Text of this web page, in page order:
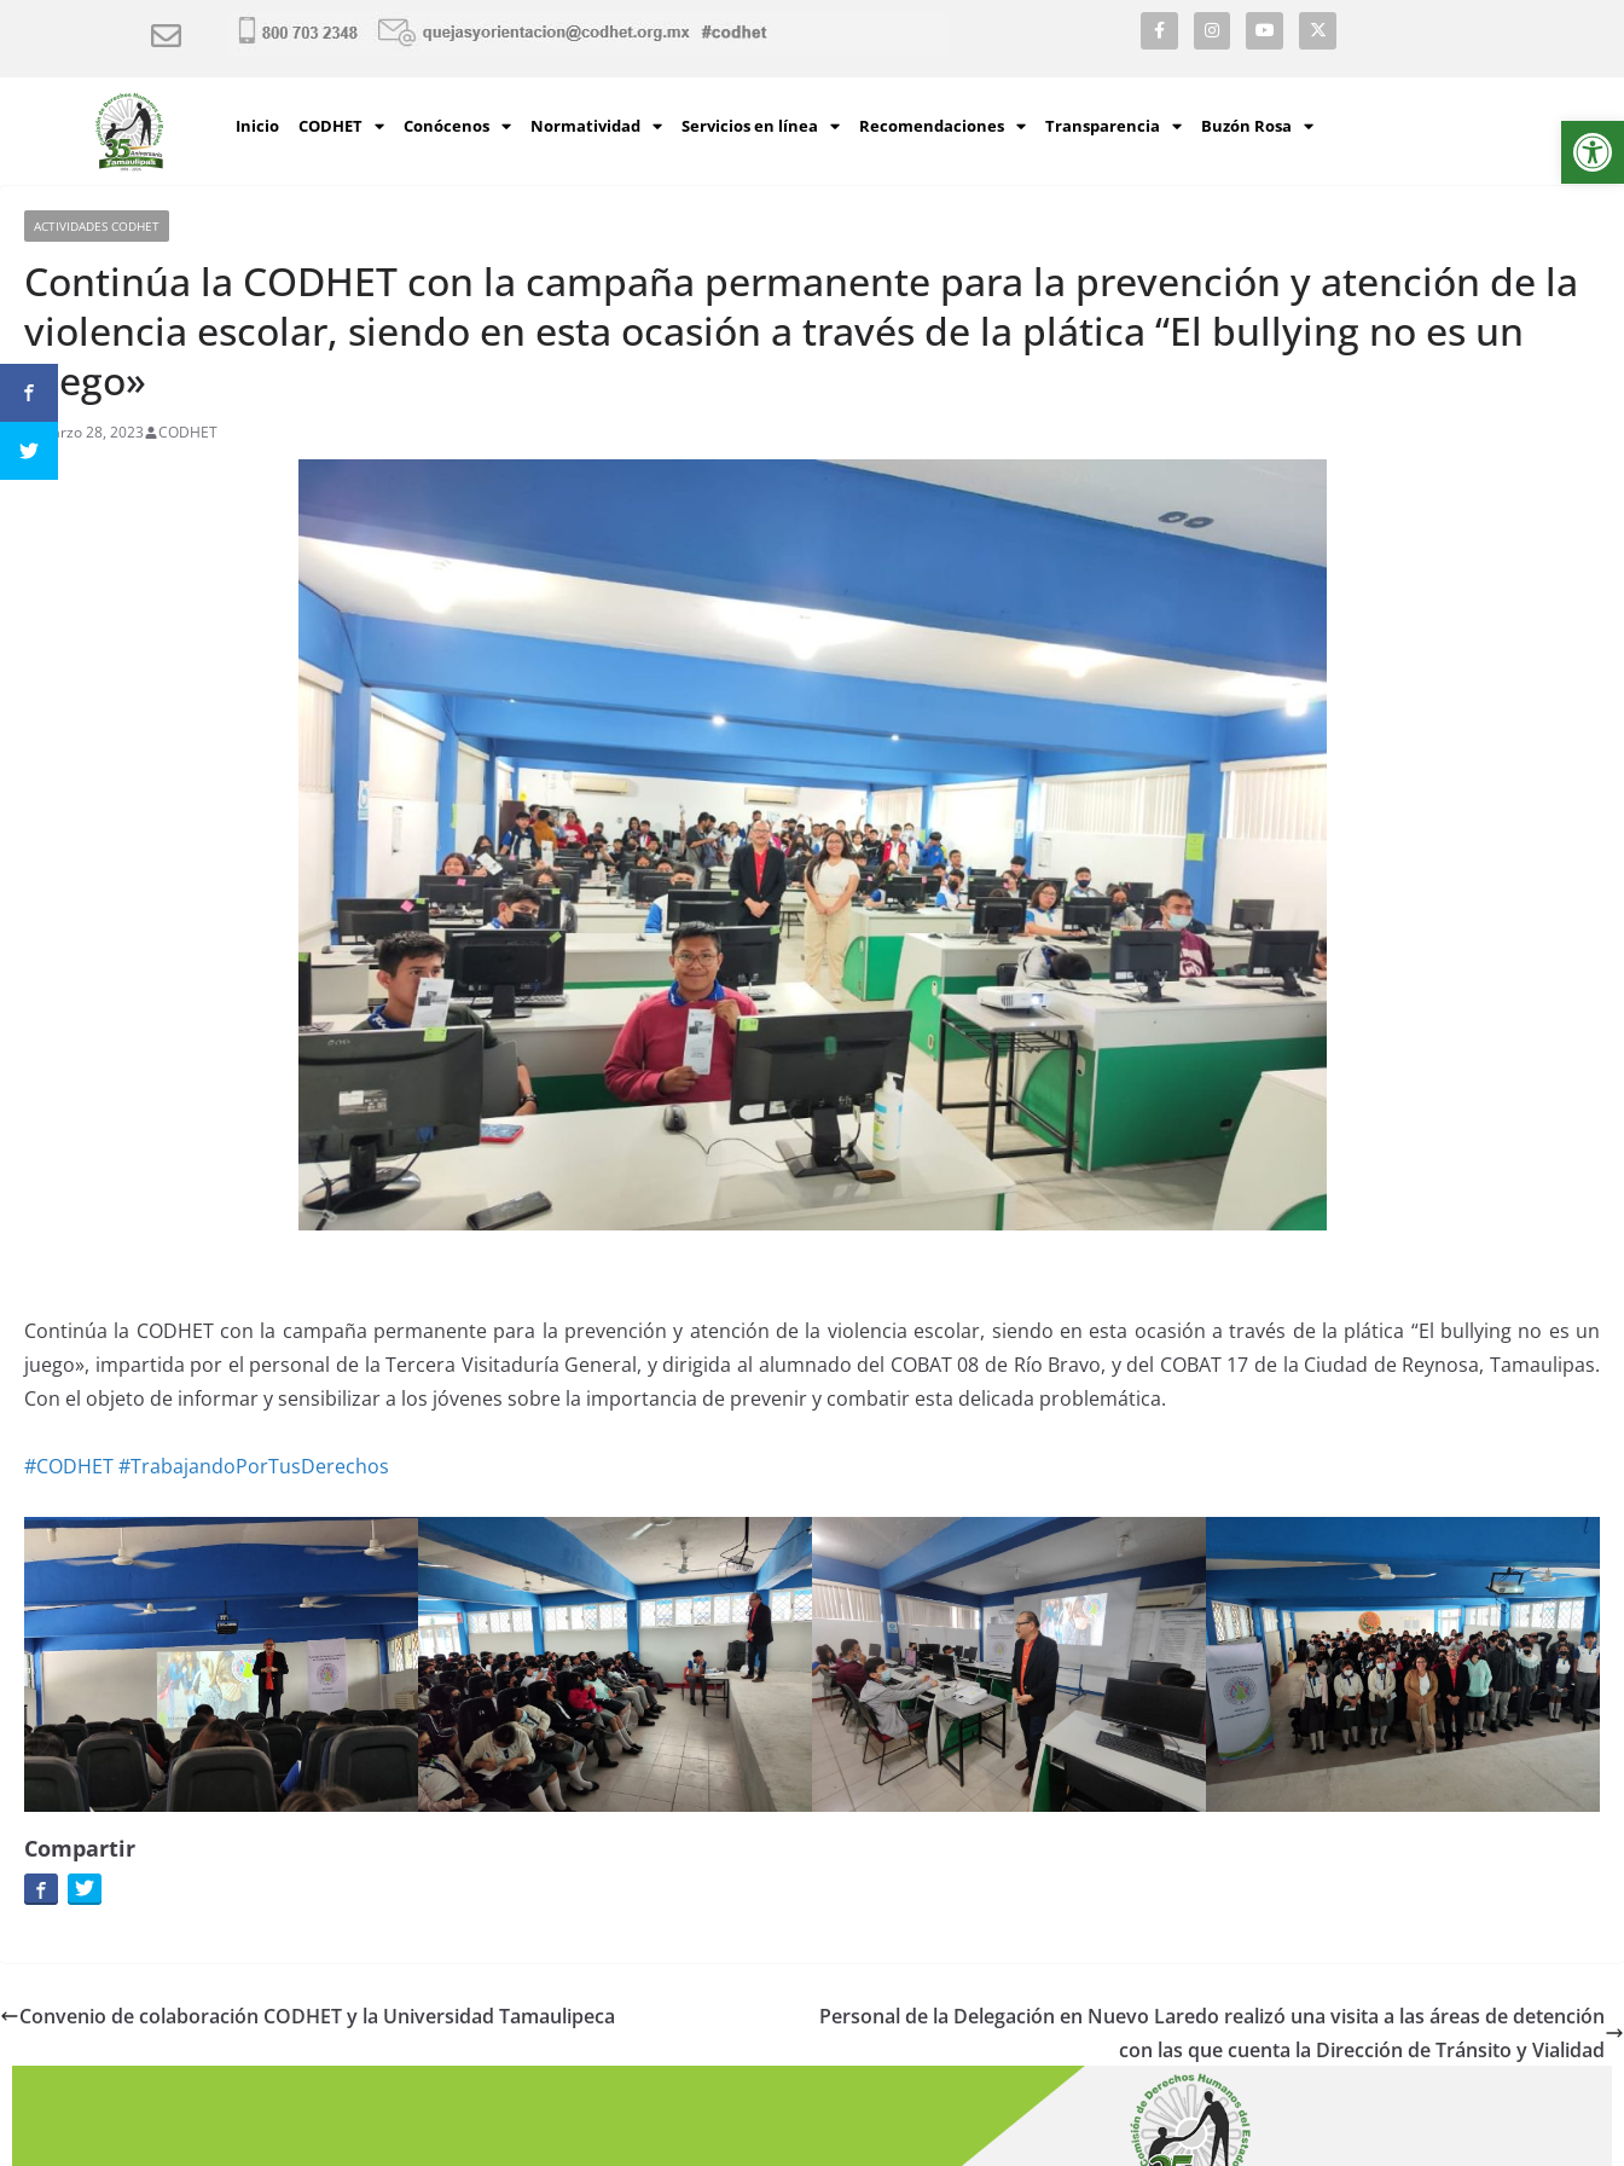
Inicio CODHET Conócenos Normatividad Servicios en línea Recomendaciones Transparencia Buzón Rosa
ACTIVIDADES CODHET
Continúa la CODHET con la campaña permanente para la prevención y atención de la
violencia escolar, siendo en esta ocasión a través de la plática “El bullying no es un
juego»
marzo 28, 2023 CODHET
Continúa la CODHET con la campaña permanente para la prevención y atención de la violencia escolar, siendo en esta ocasión a través de la plática “El bullying no es un
juego», impartida por el personal de la Tercera Visitaduría General, y dirigida al alumnado del COBAT 08 de Río Bravo, y del COBAT 17 de la Ciudad de Reynosa, Tamaulipas.
Con el objeto de informar y sensibilizar a los jóvenes sobre la importancia de prevenir y combatir esta delicada problemática.
#CODHET#TrabajandoPorTusDerechos
Compartir
Convenio de colaboración CODHET y la Universidad Tamaulipeca
Personal de la Delegación en Nuevo Laredo realizó una visita a las áreas de detención
con las que cuenta la Dirección de Tránsito y Vialidad